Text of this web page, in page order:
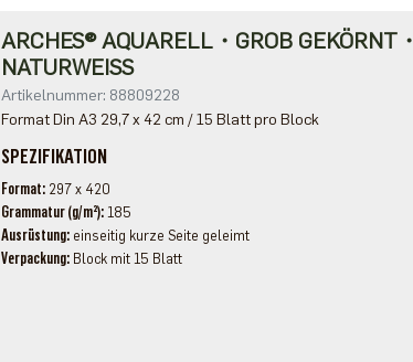
ARCHES® AQUARELL・GROB GEKÖRNT・
NATURWEISS
Artikelnummer: 88809228
Format Din A3 29,7 x 42 cm / 15 Blatt pro Block
SPEZIFIKATION
Format 297 x 420
Grammatur (g/m²) 185
Ausrüstung einseitig kurze Seite geleimt
Verpackung Block mit 15 Blatt